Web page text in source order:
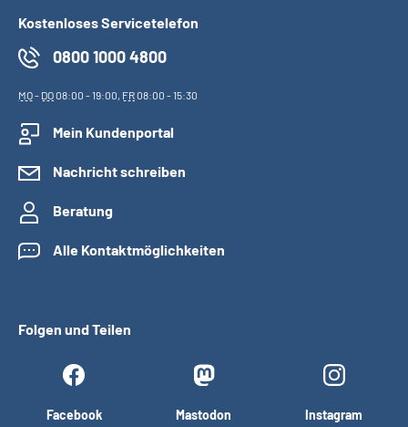
Kostenloses Servicetelefon
0800 1000 4800
MO- DO08:00 - 19:00, FR08:00 - 15:30
Mein Kundenportal
Nachricht schreiben
Beratung
Alle Kontaktmöglichkeiten
Folgen und Teilen
Facebook Mastodon Instagram